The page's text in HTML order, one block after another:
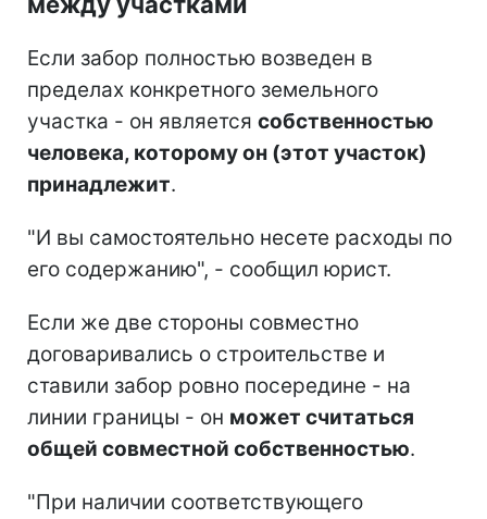
Если забор полностью возведен в
пределах конкретного земельного
участка - он является собственностью
человека, которому он (этот участок)
принадлежит.
"И вы самостоятельно несете расходы по
его содержанию", - сообщил юрист.
Если же две стороны совместно
договаривались о строительстве и
ставили забор ровно посередине - на
линии границы - он может считаться
общей совместной собственностью.
"При наличии соответствующего